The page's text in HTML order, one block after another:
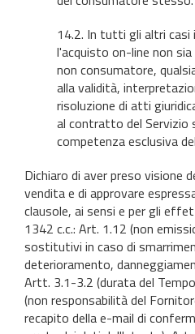
14.2. In tutti gli altri casi
l'acquisto on-line non
non consumatore,
alla validità,
risoluzione di atti
al contratto del Servizio
competenza esclusiva
Dichiaro di aver preso visione
vendita e di approvare
clausole, ai sensi e per gli
1342 c.c.: Art. 1.12 (non
sostitutivi in caso di
deterioramento,
Artt. 3.1-3.2 (durata del
(non responsabilità del
recapito della e-mail di